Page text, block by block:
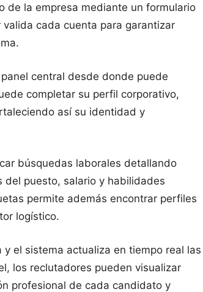
de la empresa mediante un formulario
cada cuenta para garantizar
central desde donde puede
completar su perfil corporativo,
así su identidad y
búsquedas laborales detallando
puesto, salario y habilidades
permite además encontrar perfiles
logístico.
el sistema actualiza en tiempo real las
los reclutadores pueden visualizar
profesional de cada candidato y